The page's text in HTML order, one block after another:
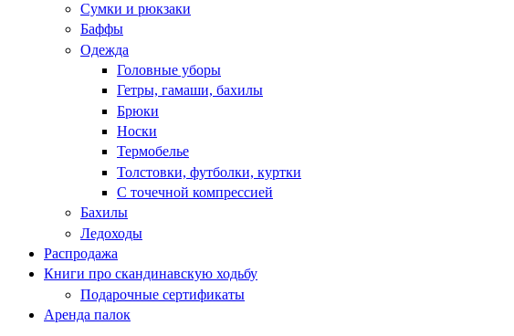
Сумки и рюкзаки
Баффы
Одежда
Головные уборы
Гетры, гамаши, бахилы
Брюки
Носки
Термобелье
Толстовки, футболки, куртки
С точечной компрессией
Бахилы
Ледоходы
Распродажа
Книги про скандинавскую ходьбу
Подарочные сертификаты
Аренда палок